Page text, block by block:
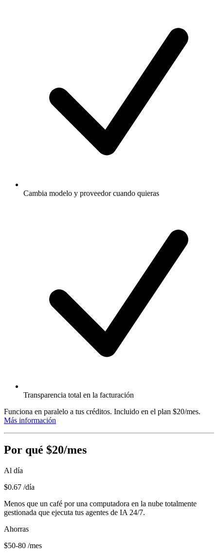
Cambia modelo y proveedor cuando quieras
Transparencia total en la facturación
Funciona en paralelo a tus créditos. Incluido en el plan $20/mes.
Más información
Por qué $20/mes
Al día
$0.67 /día
Menos que un café por una computadora en la nube totalmente
gestionada que ejecuta tus agentes de IA 24/7.
Ahorras
$50-80 /mes